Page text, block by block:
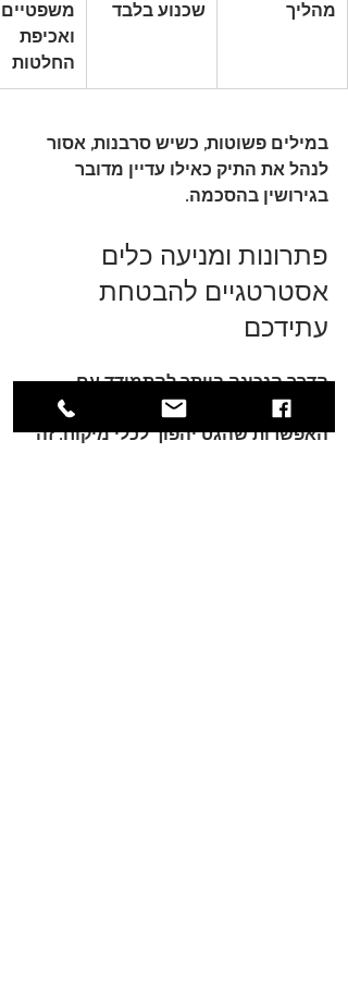
מהליך
שכנוע בלבד
ואכיפת
החלטות
במילים פשוטות, כשיש סרבנות, אסור
לנהל את התיק כאילו עדיין מדובר
בגירושין בהסכמה.
פתרונות ומניעה כלים
אסטרטגיים להבטחת
עתידכם
הדרך הנכונה ביותר להתמודד עם
סכסוך סביב גט היא לצמצם מראש את
האפשרות שהגט יהפוך לכלי מיקוח. זה